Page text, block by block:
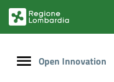
PRINCIPALE
Open Innovation